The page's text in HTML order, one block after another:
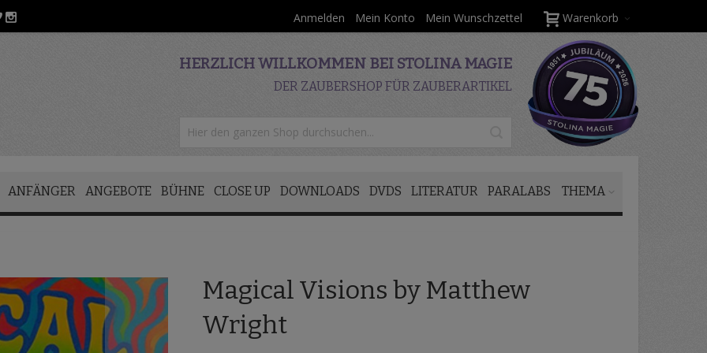
Warenkorb
Anmelden Mein Konto Mein Wunschzettel
HERZLICH WILLKOMMEN BEI STOLINA MAGIE
DER ZAUBERSHOP FÜR ZAUBERARTIKEL
ANFÄNGER ANGEBOTE BÜHNE CLOSE UP DOWNLOADS DVDS LITERATUR PARALABS THEMA
Magical Visions by Matthew
Wright